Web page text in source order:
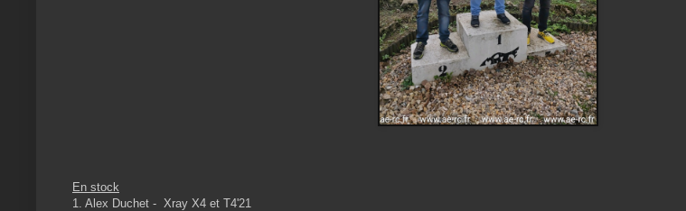
En stock
1. Alex Duchet - Xray X4 et T4'21